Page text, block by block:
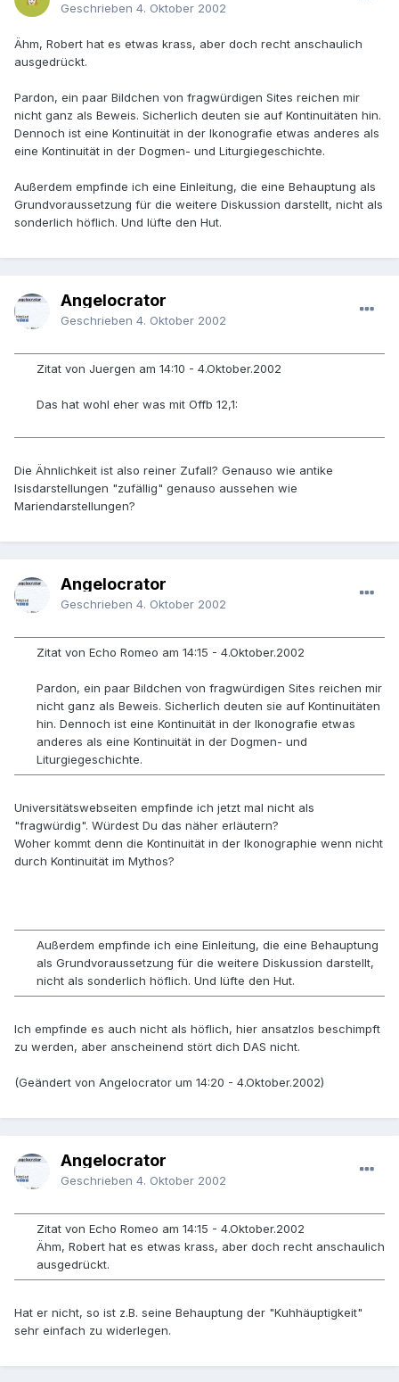
Geschrieben 4. Oktober 2002
Ähm, Robert hat es etwas krass, aber doch recht anschaulich
ausgedrückt.
Pardon, ein paar Bildchen von fragwürdigen Sites reichen mir
nicht ganz als Beweis. Sicherlich deuten sie auf Kontinuitäten hin.
Dennoch ist eine Kontinuität in der Ikonografie etwas anderes als
eine Kontinuität in der Dogmen- und Liturgiegeschichte.
Außerdem empfinde ich eine Einleitung, die eine Behauptung als
Grundvoraussetzung für die weitere Diskussion darstellt, nicht als
sonderlich höflich. Und lüfte den Hut.
Angelocrator
Geschrieben 4. Oktober 2002
Zitat von Juergen am 14:10 - 4.Oktober.2002
Das hat wohl eher was mit Offb 12,1:
Die Ähnlichkeit ist also reiner Zufall? Genauso wie antike
Isisdarstellungen "zufällig" genauso aussehen wie
Mariendarstellungen?
Angelocrator
Geschrieben 4. Oktober 2002
Zitat von Echo Romeo am 14:15 - 4.Oktober.2002
Pardon, ein paar Bildchen von fragwürdigen Sites reichen mir
nicht ganz als Beweis. Sicherlich deuten sie auf Kontinuitäten
hin. Dennoch ist eine Kontinuität in der Ikonografie etwas
anderes als eine Kontinuität in der Dogmen- und
Liturgiegeschichte.
Universitätswebseiten empfinde ich jetzt mal nicht als
"fragwürdig". Würdest Du das näher erläutern?
Woher kommt denn die Kontinuität in der Ikonographie wenn nicht
durch Kontinuität im Mythos?
Außerdem empfinde ich eine Einleitung, die eine Behauptung
als Grundvoraussetzung für die weitere Diskussion darstellt,
nicht als sonderlich höflich. Und lüfte den Hut.
Ich empfinde es auch nicht als höflich, hier ansatzlos beschimpft
zu werden, aber anscheinend stört dich DAS nicht.
(Geändert von Angelocrator um 14:20 - 4.Oktober.2002)
Angelocrator
Geschrieben 4. Oktober 2002
Zitat von Echo Romeo am 14:15 - 4.Oktober.2002
Ähm, Robert hat es etwas krass, aber doch recht anschaulich
ausgedrückt.
Hat er nicht, so ist z.B. seine Behauptung der "Kuhhäuptigkeit"
sehr einfach zu widerlegen.